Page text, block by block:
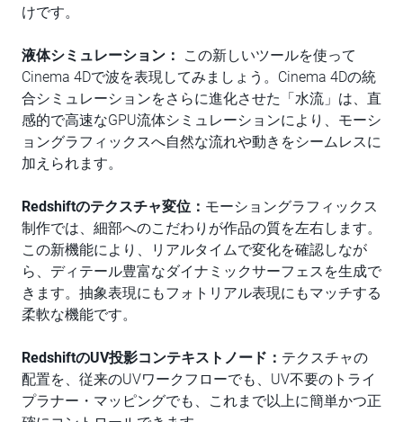
けです。
液体シミュレーション：
この新しいツールを使って
Cinema 4Dで波を表現してみましょう。Cinema 4Dの統
合シミュレーションをさらに進化させた「水流」は、直
感的で高速なGPU流体シミュレーションにより、モーシ
ョングラフィックスへ自然な流れや動きをシームレスに
加えられます。
Redshiftのテクスチャ変位： モーショングラフィックス
制作では、細部へのこだわりが作品の質を左右します。
この新機能により、リアルタイムで変化を確認しなが
ら、ディテール豊富なダイナミックサーフェスを生成で
きます。抽象表現にもフォトリアル表現にもマッチする
柔軟な機能です。
RedshiftのUV投影コンテキストノード： テクスチャの
配置を、従来のUVワークフローでも、UV不要のトライ
プラナー・マッピングでも、これまで以上に簡単かつ正